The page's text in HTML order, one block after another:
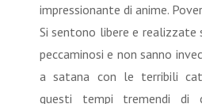
impressionante di anime.
Si sentono libere e realizzate
peccaminosi e non sanno
a satana con le terribili
questi tempi tremendi di